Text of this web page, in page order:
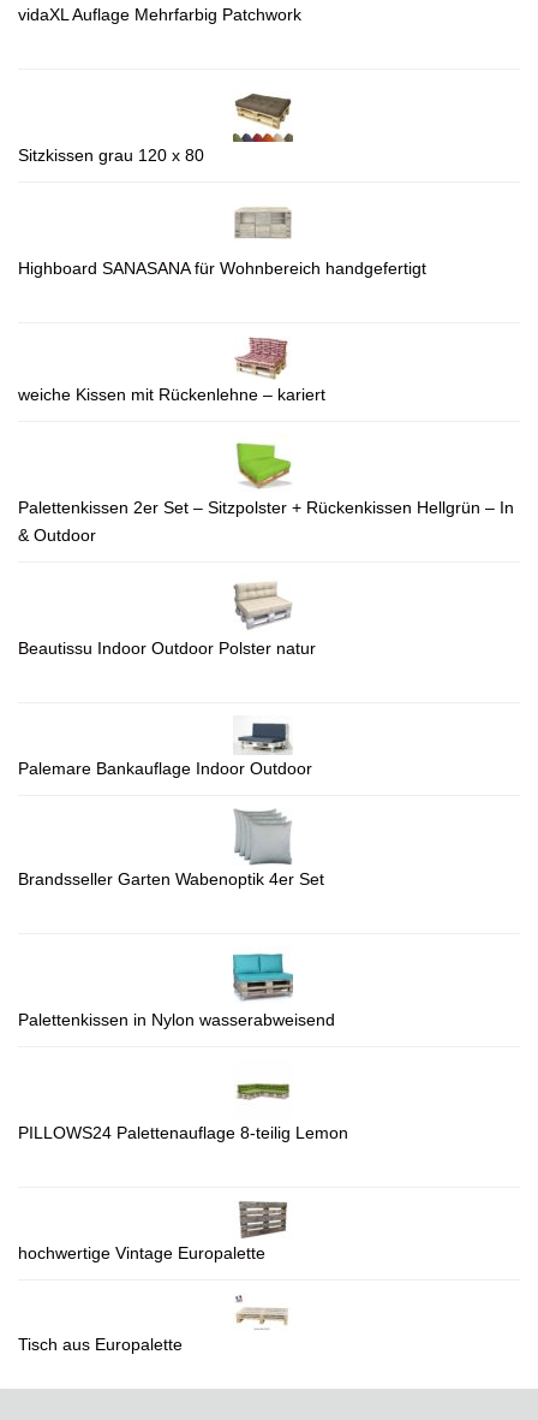
vidaXL Auflage Mehrfarbig Patchwork
Sitzkissen grau 120 x 80
Highboard SANASANA für Wohnbereich handgefertigt
weiche Kissen mit Rückenlehne – kariert
Palettenkissen 2er Set – Sitzpolster + Rückenkissen Hellgrün – In
& Outdoor
Beautissu Indoor Outdoor Polster natur
Palemare Bankauflage Indoor Outdoor
Brandsseller Garten Wabenoptik 4er Set
Palettenkissen in Nylon wasserabweisend
PILLOWS24 Palettenauflage 8-teilig Lemon
hochwertige Vintage Europalette
Tisch aus Europalette